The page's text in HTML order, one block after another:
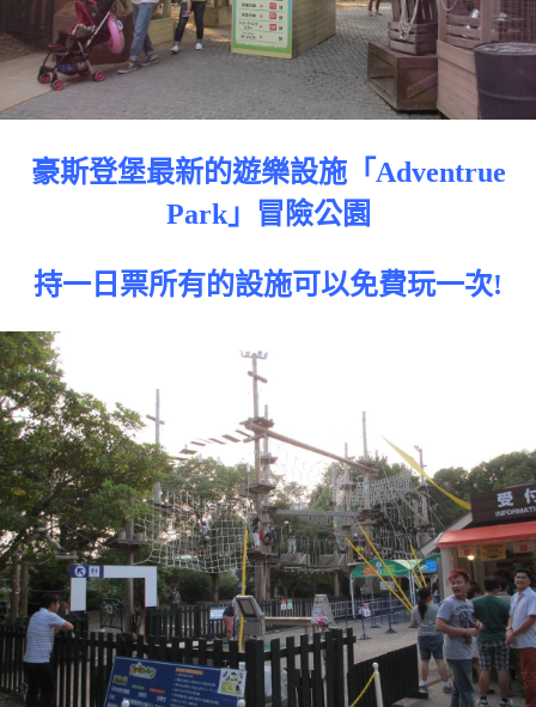
豪斯登堡最新的遊樂設施「Adventrue
Park」冒險公園
持一日票所有的設施可以免費玩一次!